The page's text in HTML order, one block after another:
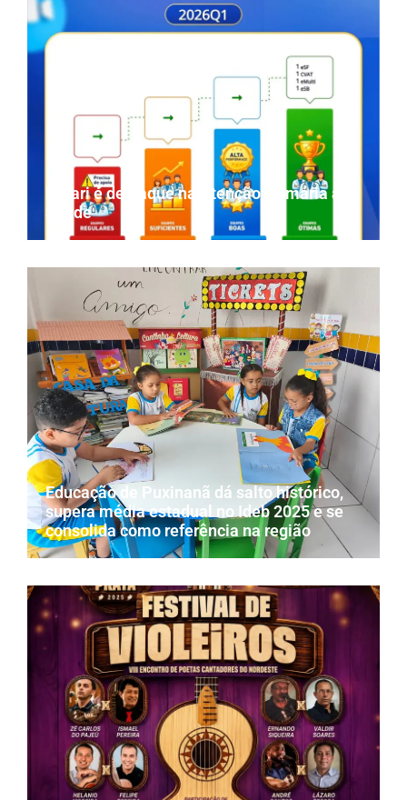
Parari é destaque na Atenção Primária à
Saúde
Educação de Puxinanã dá salto histórico,
supera média estadual no Ideb 2025 e se
consolida como referência na região